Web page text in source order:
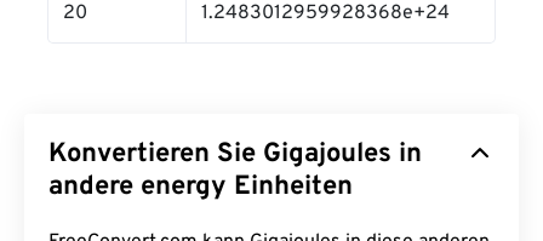
20 1.2483012959928368e+24
Konvertieren Sie Gigajoules in
andere energy Einheiten